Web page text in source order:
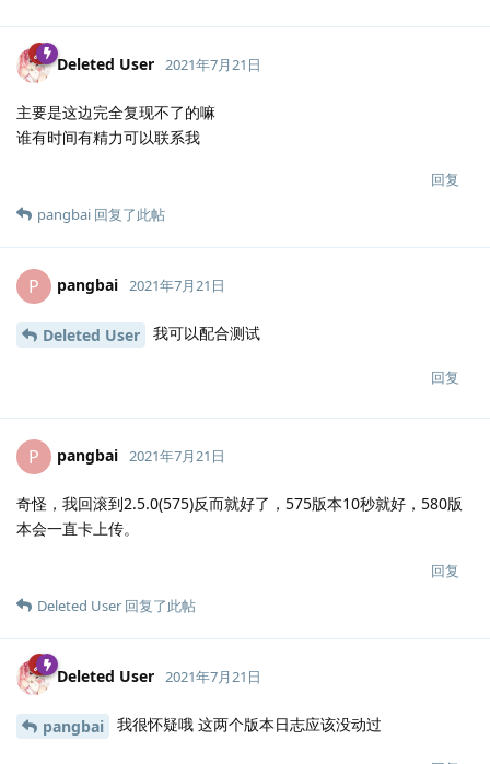
Deleted User 2021年7月21日
主要是这边完全复现不了的嘛
谁有时间有精力可以联系我
回复
pangbai 回复了此帖
P pangbai 2021年7月21日
Deleted User 我可以配合测试
回复
P pangbai 2021年7月21日
奇怪，我回滚到2.5.0(575)反而就好了，575版本10秒就好，580版
本会一直卡上传。
回复
Deleted User 回复了此帖
Deleted User 2021年7月21日
pangbai 我很怀疑哦 这两个版本日志应该没动过